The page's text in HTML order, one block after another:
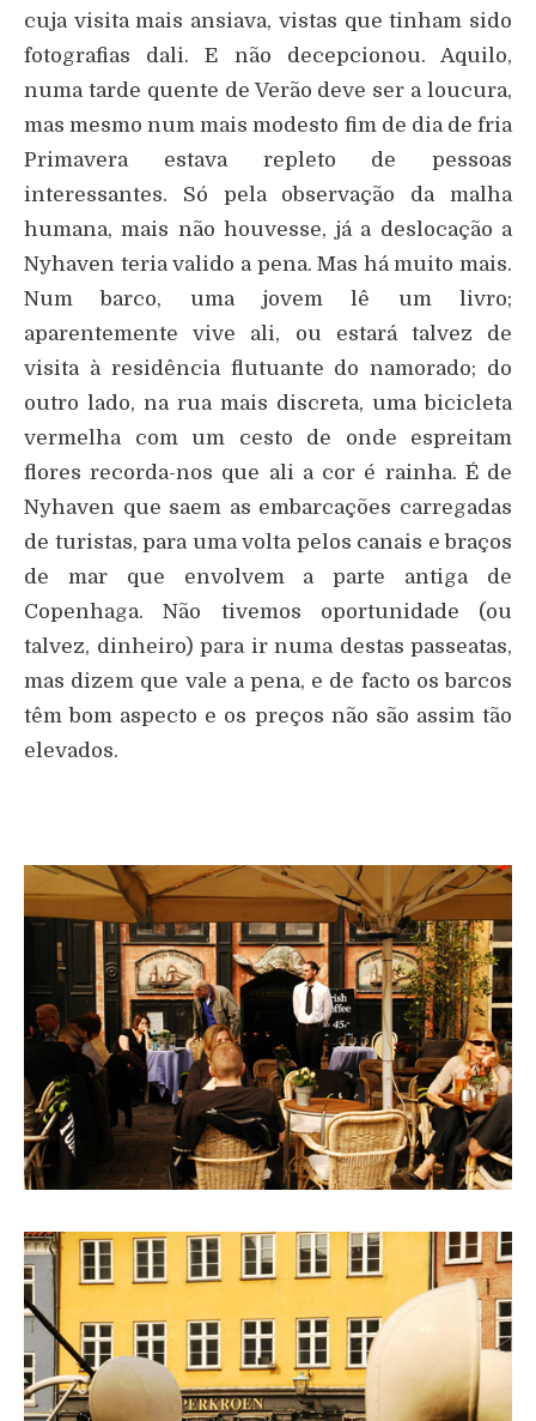
cuja visita mais ansiava, vistas que tinham sido
fotografias dali. E não decepcionou. Aquilo,
numa tarde quente de Verão deve ser a loucura,
mas mesmo num mais modesto fim de dia de fria
Primavera estava repleto de pessoas
interessantes. Só pela observação da malha
humana, mais não houvesse, já a deslocação a
Nyhaven teria valido a pena. Mas há muito mais.
Num barco, uma jovem lê um livro;
aparentemente vive ali, ou estará talvez de
visita à residência flutuante do namorado; do
outro lado, na rua mais discreta, uma bicicleta
vermelha com um cesto de onde espreitam
flores recorda-nos que ali a cor é rainha. É de
Nyhaven que saem as embarcações carregadas
de turistas, para uma volta pelos canais e braços
de mar que envolvem a parte antiga de
Copenhaga. Não tivemos oportunidade (ou
talvez, dinheiro) para ir numa destas passeatas,
mas dizem que vale a pena, e de facto os barcos
têm bom aspecto e os preços não são assim tão
elevados.